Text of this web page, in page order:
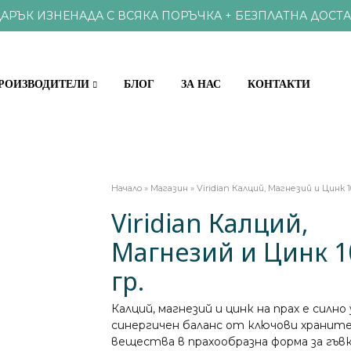
ИЗНЕНАДА С ВСЯКА ПОРЪЧКА + БЕЗПЛАТНА
ПРОБИОТИЦИ
ВИТАМИНИ И
НАТУРАЛНИ
БЛОГ ЗА НАС КОНТАКТИ
Начало» Магазин » Viridian Калций, Магнезий и Цинк
Viridian Калций,
Магнезий и Цинк
гр.
Калций, магнезий и цинк на прах е силно
синергичен баланс от ключови
вещества в прахообразна форма за